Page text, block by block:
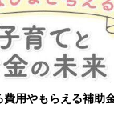
用やもらえる補助